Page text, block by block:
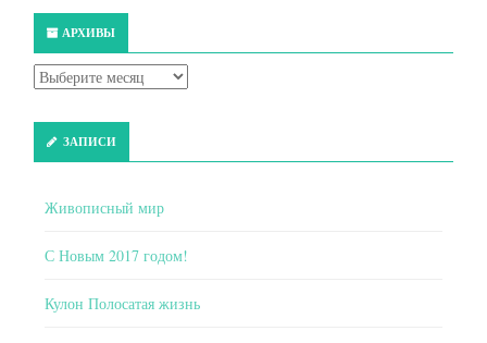
АРХИВЫ
ЗАПИСИ
Живописный мир
С Новым 2017 годом!
Кулон Полосатая жизнь